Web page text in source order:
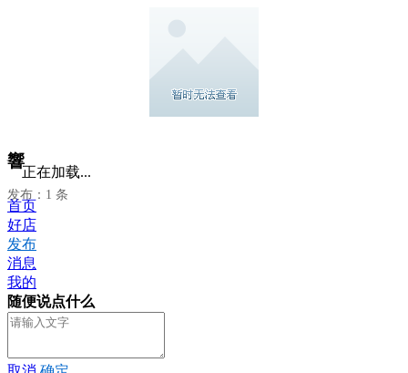
響
发布：1 条
正在加载...
首页
好店
发布
消息
我的
随便说点什么